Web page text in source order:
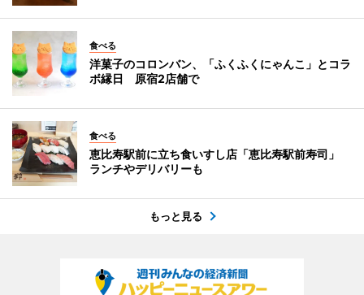
食べる
洋菓子のコロンバン、「ふくふくにゃんこ」とコラ
ボ縁日 原宿2店舗で
食べる
恵比寿駅前に立ち食いすし店「恵比寿駅前寿司」
ランチやデリバリーも
もっと見る